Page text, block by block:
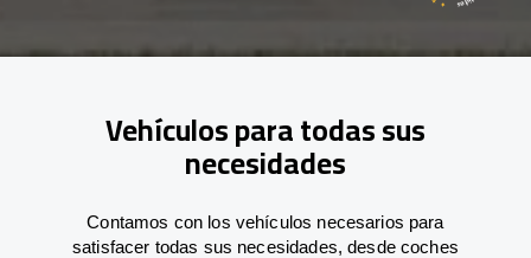
Vehículos para todas sus
necesidades
Contamos con los vehículos necesarios para
satisfacer todas sus necesidades, desde coches